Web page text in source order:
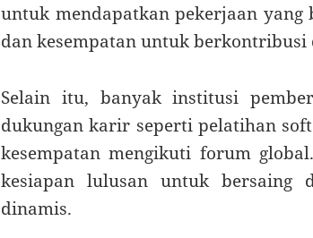
untuk mendapatkan pekerjaan yang
dan kesempatan untuk berkontribusi
Selain itu, banyak institusi
dukungan karir seperti pelatihan
kesempatan mengikuti forum
kesiapan lulusan untuk bersaing
dinamis.